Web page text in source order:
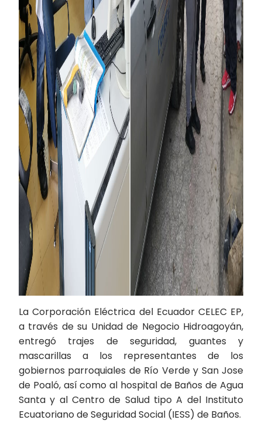
La Corporación Eléctrica del Ecuador CELEC EP,
a través de su Unidad de Negocio Hidroagoyán,
entregó trajes de seguridad, guantes y
mascarillas a los representantes de los
gobiernos parroquiales de Río Verde y San Jose
de Poaló, así como al hospital de Baños de Agua
Santa y al Centro de Salud tipo A del Instituto
Ecuatoriano de Seguridad Social (IESS) de Baños.